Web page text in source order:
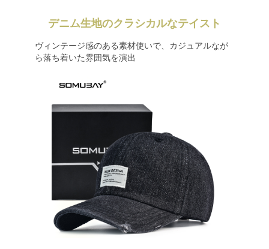
デニム生地のクラシカルなテイスト
ヴィンテージ感のある素材使いで、カジュアルなが
ら落ち着いた雰囲気を演出